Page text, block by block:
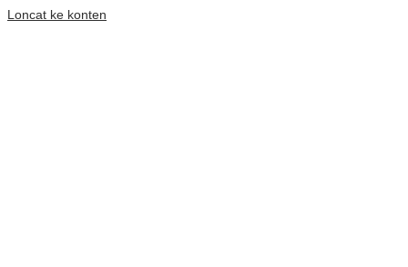
Loncat ke konten